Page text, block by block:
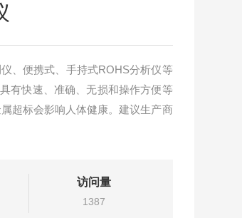
、便携式、手持式ROHS分析仪等
有快速、准确、无损和操作方便等
超标会影响人体健康。建议生产商
访问量
1387